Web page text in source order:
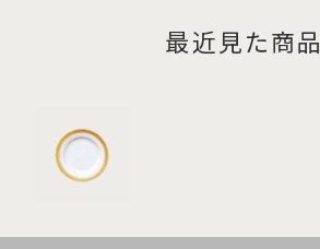
最近見た商品